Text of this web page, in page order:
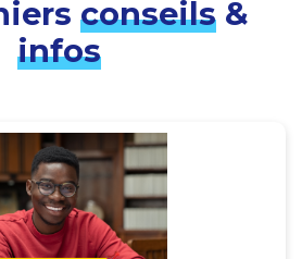
conseils&
infos